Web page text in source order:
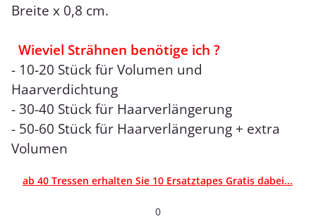
Breite x 0,8 cm.
Wieviel Strähnen benötige ich ?
- 10-20 Stück für Volumen und
Haarverdichtung
- 30-40 Stück für Haarverlängerung
- 50-60 Stück für Haarverlängerung + extra
Volumen
ab 40 Tressen erhalten Sie 10 Ersatztapes Gratis dabei...
0